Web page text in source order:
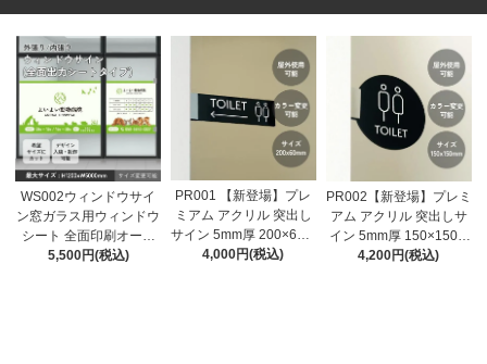
WS002ウィンドウサイ
ン窓ガラス用ウィンドウ
シート 全面印刷オーダ
ーメイド窓ステッカー
5,500円(税込)
PR001 【新登場】プレ
ミアム アクリル 突出し
サイン 5mm厚 200×60m
m toilet 両面表示 屋外対
4,000円(税込)
PR002【新登場】プレミ
アム アクリル 突出しサ
イン 5mm厚 150×150m
m toilet 両面表示 屋外対
4,200円(税込)